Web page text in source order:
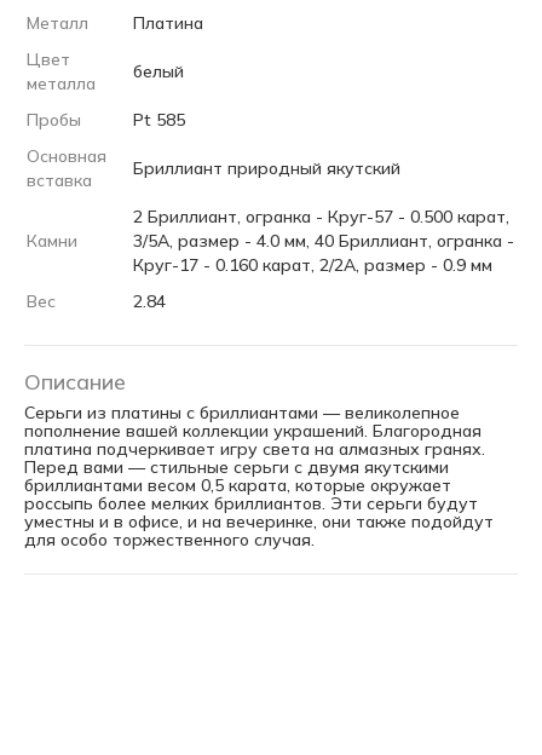
Металл
Платина
Цвет
металла
белый
Пробы
Pt 585
Основная
вставка
Бриллиант природный якутский
Камни
2 Бриллиант, огранка - Круг-57 - 0.500 карат,
3/5А, размер - 4.0 мм, 40 Бриллиант, огранка -
Круг-17 - 0.160 карат, 2/2А, размер - 0.9 мм
Вес
2.84
Описание
Серьги из платины с бриллиантами — великолепное
пополнение вашей коллекции украшений. Благородная
платина подчеркивает игру света на алмазных гранях.
Перед вами — стильные серьги с двумя якутскими
бриллиантами весом 0,5 карата, которые окружает
россыпь более мелких бриллиантов. Эти серьги будут
уместны и в офисе, и на вечеринке, они также подойдут
для особо торжественного случая.